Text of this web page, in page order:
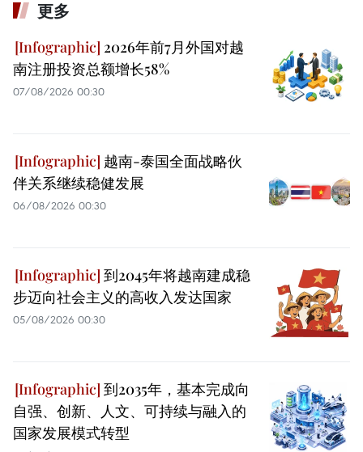
更多
2026年前7月外国对越
南注册投资总额增长58%
07/08/2026 00:30
越南-泰国全面战略伙
伴关系继续稳健发展
06/08/2026 00:30
到2045年将越南建成稳
步迈向社会主义的高收入发达国家
05/08/2026 00:30
到2035年，基本完成向
自强、创新、人文、可持续与融入的
国家发展模式转型